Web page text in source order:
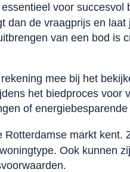
voor succesvol
dan de vraagprijs en laat
van een bod is
mee bij het
het biedproces voor
of
Rotterdamse markt kent.
Ook kunnen